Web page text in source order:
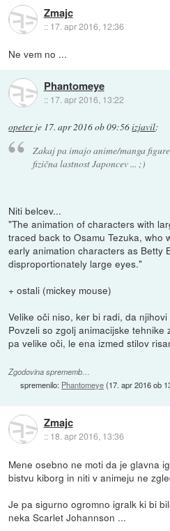
Zmajc
:: 17. apr 2016, 12:36
Ne vem no ...
Phantomeye
:: 17. apr 2016, 13:22
opeterje 17. apr 2016 ob 09:56izjavil:
Zakaj pa imajo anime/manga
fizična lastnost Japoncev ... ;)
Niti belcev...
"The animation of characters with
traced back to Osamu Tezuka, who
early animation characters as Betty
disproportionately large eyes."
+ ostali (mickey mouse)
Velike oči niso, ker bi radi, da
Povzeli so zgolj animacijske
pa velike oči, le ena izmed stilov
Zgodovina sprememb…
spremenilo: Phantomeye(17. apr 2016 ob
Zmajc
:: 18. apr 2016, 13:36
Mene osebno ne moti da je glavna
bistvu kiborg in niti v animeju ne
Je pa sigurno ogromno igralk ki bi
neka Scarlet Johannson ...